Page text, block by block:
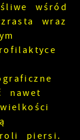
wśród
wraz
nawet
piersi.